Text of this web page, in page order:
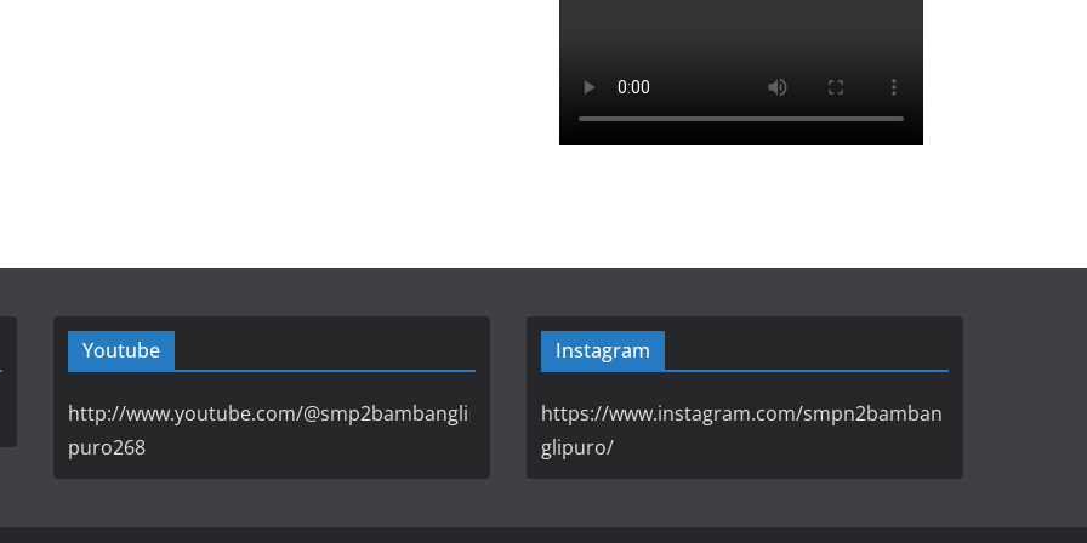
Youtube
http://www.youtube.com/@smp2bambangli
puro268
Instagram
https://www.instagram.com/smpn2bamban
glipuro/